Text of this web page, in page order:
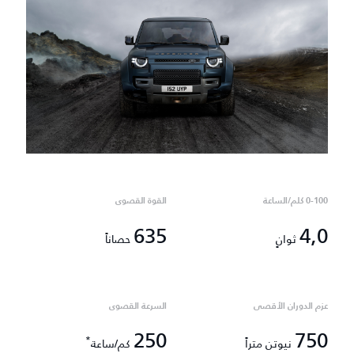
0-100 كلم/الساعة
4,0ثوانٍ
القوة القصوى
635 حصاناً
عزم الدوران الأقصى
750 نيوتن متراً
السرعة القصوى
250 كم/ساعة*